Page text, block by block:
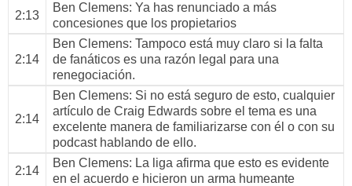
2:13
Ben Clemens: Ya has renunciado a más
concesiones que los propietarios
2:14
Ben Clemens: Tampoco está muy claro si la falta
de fanáticos es una razón legal para una
renegociación.
2:14
Ben Clemens: Si no está seguro de esto, cualquier
artículo de Craig Edwards sobre el tema es una
excelente manera de familiarizarse con él o con su
podcast hablando de ello.
2:14
Ben Clemens: La liga afirma que esto es evidente
en el acuerdo e hicieron un arma humeante